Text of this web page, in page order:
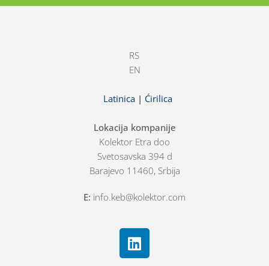
RS
EN
Latinica| Ćirilica
Lokacija kompanije
Kolektor Etra doo
Svetosavska 394 d
Barajevo 11460, Srbija
E: info.keb@kolektor.com